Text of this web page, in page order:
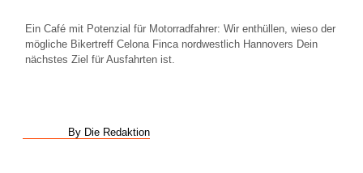
Ein Café mit Potenzial für Motorradfahrer: Wir enthüllen, wieso der
mögliche Bikertreff Celona Finca nordwestlich Hannovers Dein
nächstes Ziel für Ausfahrten ist.
By Die Redaktion